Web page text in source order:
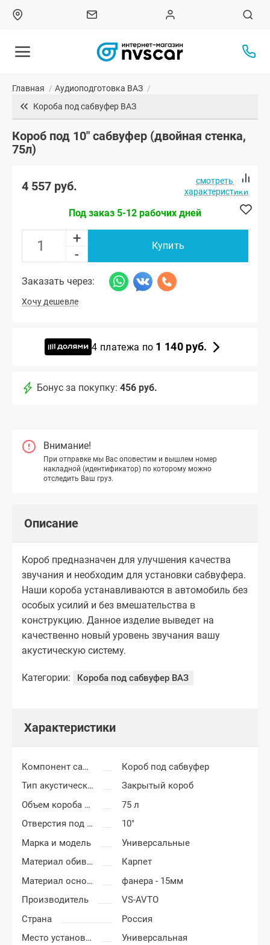
Главная / Аудиоподготовка ВАЗ /
Короба под сабвуфер ВАЗ
Короб под 10" сабвуфер (двойная стенка,
75л)
4 557 руб.
смотреть все
характеристики
Под заказ 5-12 рабочих дней
+
-
Купить
Заказать через:
Хочу дешевле
4 платежа по 1 140 руб.
Бонус за покупку: 456 руб.
Внимание!
При отправке мы Вас оповестим и вышлем номер
накладной (идентификатор) по которому можно
отследить Ваш груз.
Описание
Короб предназначен для улучшения качества
звучания и необходим для установки сабвуфера.
Наши короба устанавливаются в автомобиль без
особых усилий и без вмешательства в
конструкцию. Данное изделие выведет на
качественно новый уровень звучания вашу
акустическую систему.
Категории: Короба под сабвуфер ВАЗ
Характеристики
Компонент салона
Короб под сабвуфер
Тип акустического короба
Закрытый короб
Объем короба сабвуфера
75 л
Отверстия под сабвуфер
10"
Марка и модель
Универсальные
Материал обивки короба сабвуфера
Карпет
Материал основания сабвуфера
фанера - 15мм
Производитель
VS-AVTO
Страна
Россия
Место установки короба
Универсальная